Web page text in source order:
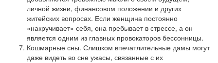
личной жизни, финансовом положении и других
житейских вопросах. Если женщина постоянно
«накручивает» себя, она пребывает в стрессе, а он
является одним из главных провокаторов бессонницы.
Кошмарные сны. Слишком впечатлительные дамы могут
даже видеть во сне ужасы, связанные с их